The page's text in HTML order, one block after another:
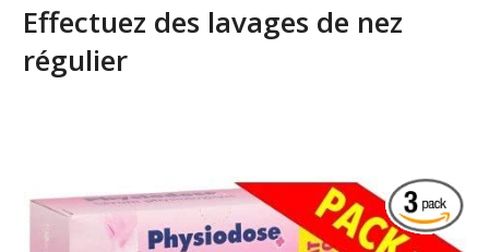
Effectuez des lavages de nez
régulier